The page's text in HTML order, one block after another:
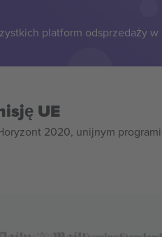
platform odsprzedaży
UE
2020, unijnym